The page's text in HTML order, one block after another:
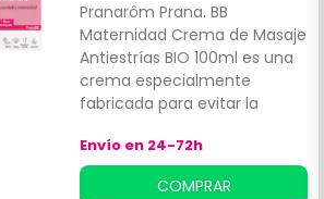
Pranarôm Prana. BB
Maternidad Crema de Masaje
Antiestrías BIO 100ml es una
crema especialmente
fabricada para evitar la
Envío en 24-72h
COMPRAR